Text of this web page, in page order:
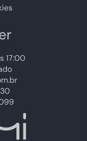
17:00